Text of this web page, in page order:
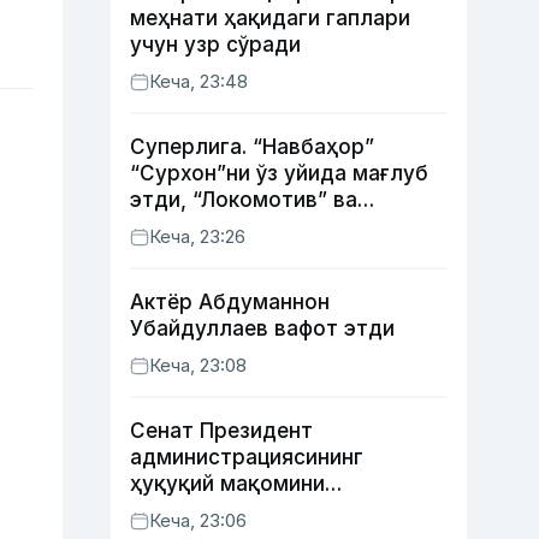
меҳнати ҳақидаги гаплари
учун узр сўради
Кеча, 23:48
Суперлига. “Навбаҳор”
“Сурхон”ни ўз уйида мағлуб
этди, “Локомотив” ва
“Хоразм” уйда ғалаба
қозонди
Кеча, 23:26
Актёр Абду­маннон
Убайдуллаев вафот этди
Кеча, 23:08
Сенат Президент
администрациясининг
ҳуқуқий мақомини
белгиловчи конституциявий
Кеча, 23:06